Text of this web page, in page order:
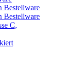
Bestellware
Bestellware
C,